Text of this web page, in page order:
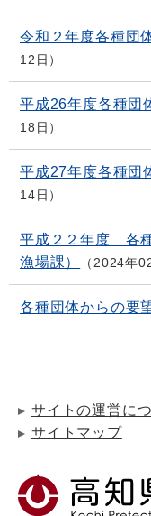
令和２年度各種団
12日
平成26年度各種団
18日
平成27年度各種団
14日
平成２２年度 各
漁場課）
2024年
各種団体からの要
サイトの運営に
サイトマップ